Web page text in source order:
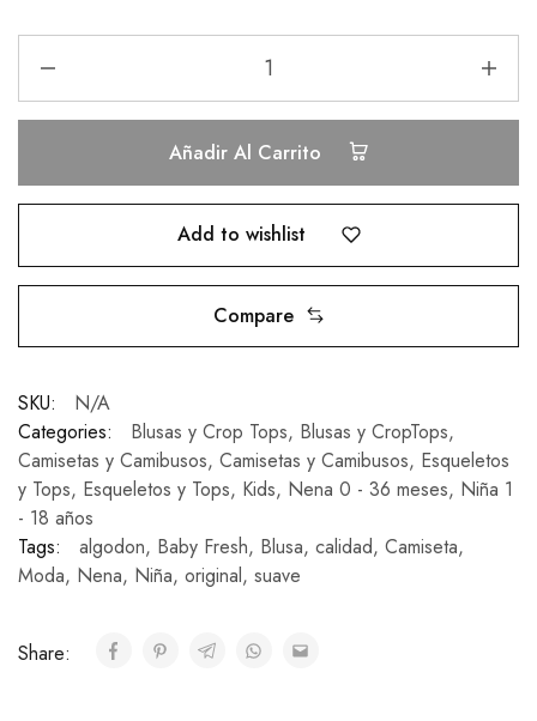
Añadir Al Carrito
Add to wishlist
Compare
SKU:
N/A
Categories:
Blusas y Crop Tops, Blusas y CropTops,
Camisetas y Camibusos, Camisetas y Camibusos, Esqueletos
y Tops, Esqueletos y Tops, Kids, Nena 0 - 36 meses, Niña 1
- 18 años
Tags:
algodon, Baby Fresh, Blusa, calidad, Camiseta,
Moda, Nena, Niña, original, suave
Share: